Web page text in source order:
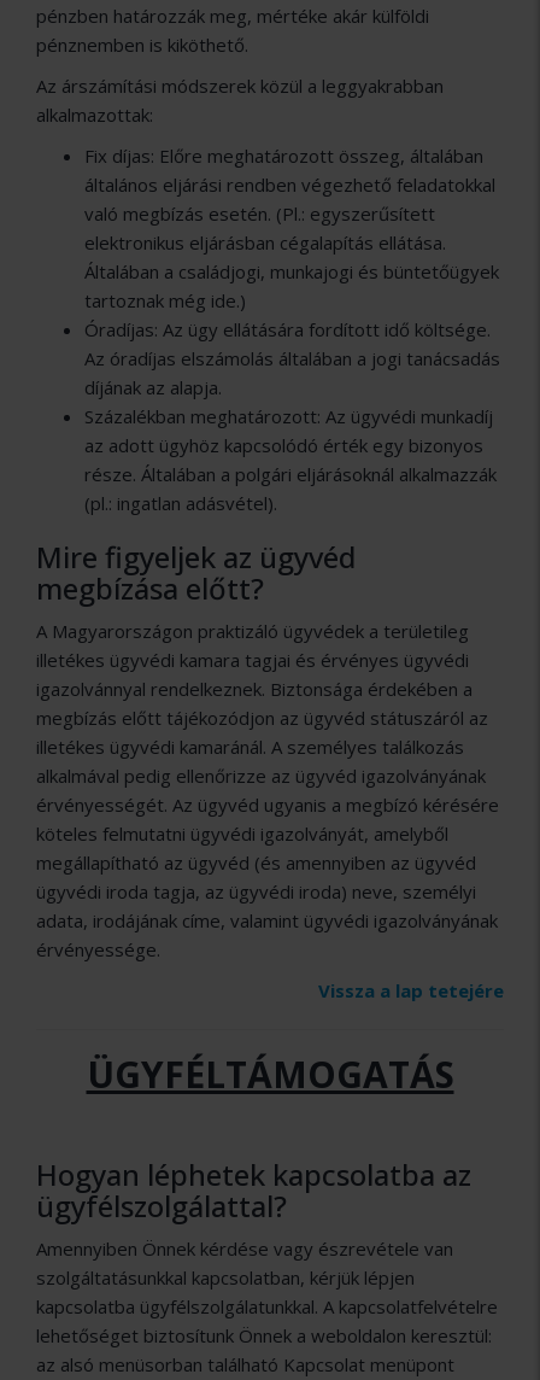
pénzben határozzák meg, mértéke akár külföldi
pénznemben is kiköthető.
Az árszámítási módszerek közül a leggyakrabban
alkalmazottak:
Fix díjas: Előre meghatározott összeg, általában
általános eljárási rendben végezhető feladatokkal
való megbízás esetén. (Pl.: egyszerűsített
elektronikus eljárásban cégalapítás ellátása.
Általában a családjogi, munkajogi és büntetőügyek
tartoznak még ide.)
Óradíjas: Az ügy ellátására fordított idő költsége.
Az óradíjas elszámolás általában a jogi tanácsadás
díjának az alapja.
Százalékban meghatározott: Az ügyvédi munkadíj
az adott ügyhöz kapcsolódó érték egy bizonyos
része. Általában a polgári eljárásoknál alkalmazzák
(pl.: ingatlan adásvétel).
Mire figyeljek az ügyvéd
megbízása előtt?
A Magyarországon praktizáló ügyvédek a területileg
illetékes ügyvédi kamara tagjai és érvényes ügyvédi
igazolvánnyal rendelkeznek. Biztonsága érdekében a
megbízás előtt tájékozódjon az ügyvéd státuszáról az
illetékes ügyvédi kamaránál. A személyes találkozás
alkalmával pedig ellenőrizze az ügyvéd igazolványának
érvényességét. Az ügyvéd ugyanis a megbízó kérésére
köteles felmutatni ügyvédi igazolványát, amelyből
megállapítható az ügyvéd (és amennyiben az ügyvéd
ügyvédi iroda tagja, az ügyvédi iroda) neve, személyi
adata, irodájának címe, valamint ügyvédi igazolványának
érvényessége.
Vissza a lap tetejére
ÜGYFÉLTÁMOGATÁS
Hogyan léphetek kapcsolatba az
ügyfélszolgálattal?
Amennyiben Önnek kérdése vagy észrevétele van
szolgáltatásunkkal kapcsolatban, kérjük lépjen
kapcsolatba ügyfélszolgálatunkkal. A kapcsolatfelvételre
lehetőséget biztosítunk Önnek a weboldalon keresztül:
az alsó menüsorban található Kapcsolat menüpont